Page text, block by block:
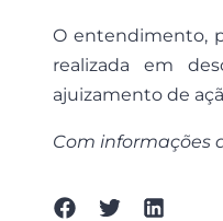
O entendimento,
realizada em
ajuizamento de
Com informações